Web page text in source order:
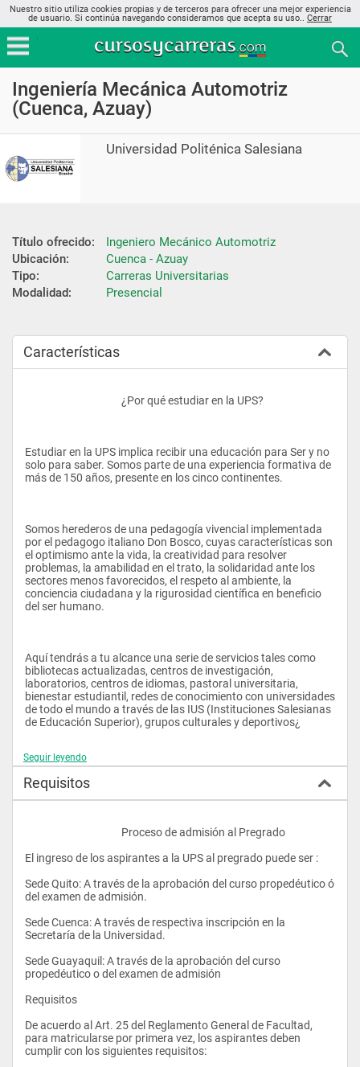
Nuestro sitio utiliza cookies propias y de terceros para ofrecer una mejor experiencia
de usuario. Si continúa navegando consideramos que acepta su uso.. Cerrar
Ingeniería Mecánica Automotriz
(Cuenca, Azuay)
Universidad Politénica Salesiana
Título ofrecido:
Ingeniero Mecánico Automotriz
Ubicación:
Cuenca - Azuay
Tipo:
Carreras Universitarias
Modalidad:
Presencial
Características
					¿Por qué estudiar en la UPS?
Estudiar en la UPS implica recibir una educación para Ser y no
solo para saber. Somos parte de una experiencia formativa de
más de 150 años, presente en los cinco continentes.
Somos herederos de una pedagogía vivencial implementada
por el pedagogo italiano Don Bosco, cuyas características son
el optimismo ante la vida, la creatividad para resolver
problemas, la amabilidad en el trato, la solidaridad ante los
sectores menos favorecidos, el respeto al ambiente, la
conciencia ciudadana y la rigurosidad científica en beneficio
del ser humano.
Aquí tendrás a tu alcance una serie de servicios tales como
bibliotecas actualizadas, centros de investigación,
laboratorios, centros de idiomas, pastoral universitaria,
bienestar estudiantil, redes de conocimiento con universidades
de todo el mundo a través de las IUS (Instituciones Salesianas
de Educación Superior), grupos culturales y deportivos¿
Seguir leyendo
Requisitos
					Proceso de admisión al Pregrado
El ingreso de los aspirantes a la UPS al pregrado puede ser :
Sede Quito: A través de la aprobación del curso propedéutico ó
del examen de admisión.
Sede Cuenca: A través de respectiva inscripción en la
Secretaría de la Universidad.
Sede Guayaquil: A través de la aprobación del curso
propedéutico o del examen de admisión
Requisitos
De acuerdo al Art. 25 del Reglamento General de Facultad,
para matricularse por primera vez, los aspirantes deben
cumplir con los siguientes requisitos: